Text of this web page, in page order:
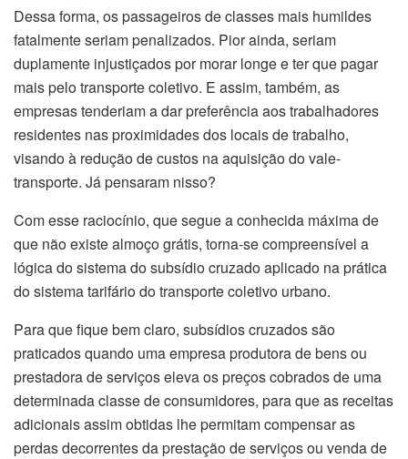
Dessa forma, os passageiros de classes mais humildes
fatalmente seriam penalizados. Pior ainda, seriam
duplamente injustiçados por morar longe e ter que pagar
mais pelo transporte coletivo. E assim, também, as
empresas tenderiam a dar preferência aos trabalhadores
residentes nas proximidades dos locais de trabalho,
visando à redução de custos na aquisição do vale-
transporte. Já pensaram nisso?
Com esse raciocínio, que segue a conhecida máxima de
que não existe almoço grátis, torna-se compreensível a
lógica do sistema do subsídio cruzado aplicado na prática
do sistema tarifário do transporte coletivo urbano.
Para que fique bem claro, subsídios cruzados são
praticados quando uma empresa produtora de bens ou
prestadora de serviços eleva os preços cobrados de uma
determinada classe de consumidores, para que as receitas
adicionais assim obtidas lhe permitam compensar as
perdas decorrentes da prestação de serviços ou venda de